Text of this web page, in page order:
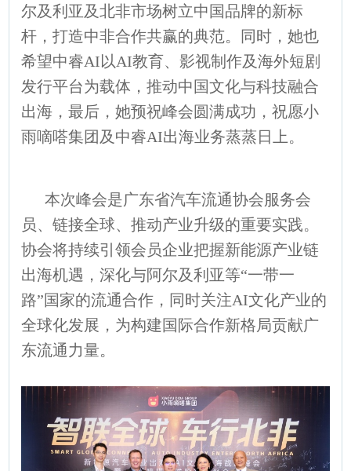
尔及利亚及北非市场树立中国品牌的新标
杆，打造中非合作共赢的典范。同时，她也
希望中睿AI以AI教育、影视制作及海外短剧
发行平台为载体，推动中国文化与科技融合
出海，最后，她预祝峰会圆满成功，祝愿小
雨嘀嗒集团及中睿AI出海业务蒸蒸日上。
本次峰会是广东省汽车流通协会服务会
员、链接全球、推动产业升级的重要实践。
协会将持续引领会员企业把握新能源产业链
出海机遇，深化与阿尔及利亚等“一带一
路”国家的流通合作，同时关注AI文化产业的
全球化发展，为构建国际合作新格局贡献广
东流通力量。